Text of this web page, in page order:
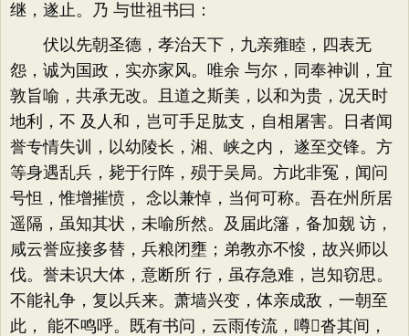
继，遂止。乃 与世祖书曰：
伏以先朝圣德，孝治天下，九亲雍睦，四表无
怨，诚为国政，实亦家风。唯余 与尔，同奉神训，宜
敦旨喻，共承无改。且道之斯美，以和为贵，况天时
地利，不 及人和，岂可手足肱支，自相屠害。日者闻
誉专情失训，以幼陵长，湘、峡之内， 遂至交锋。方
等身遇乱兵，毙于行阵，殒于吴局。方此非冤，闻问
号怛，惟增摧愤， 念以兼悼，当何可称。吾在州所居
遥隔，虽知其状，未喻所然。及届此籓，备加觌 访，
咸云誉应接多替，兵粮闭壅；弟教亦不悛，故兴师以
伐。誉未识大体，意断所 行，虽存急难，岂知窃思。
不能礼争，复以兵来。萧墙兴变，体亲成敌，一朝至
此， 能不鸣呼。既有书问，云雨传流，噂沓其间，